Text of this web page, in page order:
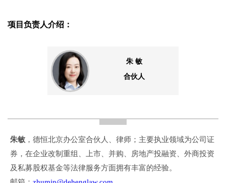
项目负责人介绍：
朱 敏
合伙人
朱敏 ，德恒北京办公室合伙人、律师；主要执业领域为公司证
券，在企业改制重组、上市、并购、房地产投融资、外商投资
及私募股权基金等法律服务方面拥有丰富的经验。